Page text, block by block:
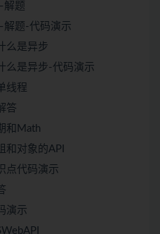
解题
解题-代码演示
么是异步
么是异步-代码演示
线程
答
和Math
对象的API
点代码演示
演示